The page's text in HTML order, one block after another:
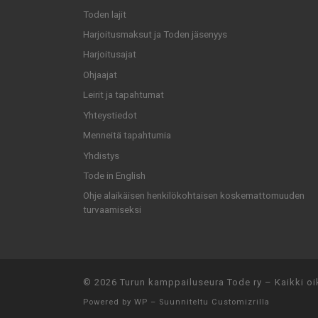
Toden lajit
Harjoitusmaksut ja Toden jäsenyys
Harjoitusajat
Ohjaajat
Leirit ja tapahtumat
Yhteystiedot
Menneitä tapahtumia
Yhdistys
Tode in English
Ohje alaikäisen henkilökohtaisen koskemattomuuden
turvaamiseksi
© 2026 Turun kamppailuseura Tode ry – Kaikki
Powered by WP – Suunniteltu Customizrilla